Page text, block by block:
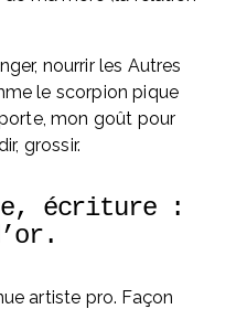
nourrir les Autres
le scorpion pique
mon goût pour
grossir.
écriture :
artiste pro. Façon